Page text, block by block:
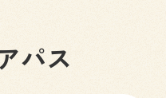
パス